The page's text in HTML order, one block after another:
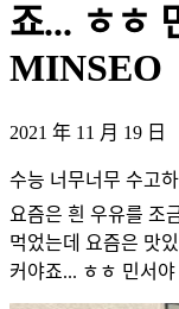
죠... ㅎㅎ
MINSEO
2021 年 11 月 19 日
수능 너무너무 수고
요즘은 흰 우유를 조
먹었는데 요즘은 맛
커야죠... ㅎㅎ 민서